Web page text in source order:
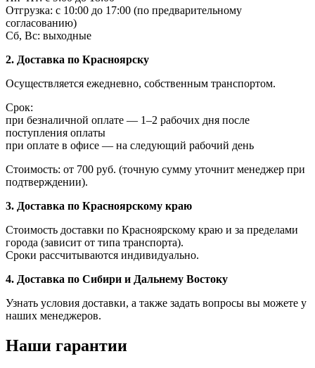
Отгрузка: с 10:00 до 17:00 (по предварительному
согласованию)
Сб, Вс: выходные
2. Доставка по Красноярску
Осуществляется ежедневно, собственным транспортом.
Срок:
при безналичной оплате — 1–2 рабочих дня после
поступления оплаты
при оплате в офисе — на следующий рабочий день
Стоимость: от 700 руб. (точную сумму уточнит менеджер при
подтверждении).
3. Доставка по Красноярскому краю
Стоимость доставки по Красноярскому краю и за пределами
города (зависит от типа транспорта).
Сроки рассчитываются индивидуально.
4. Доставка по Сибири и Дальнему Востоку
Узнать условия доставки, а также задать вопросы вы можете у
наших менеджеров.
Наши гарантии